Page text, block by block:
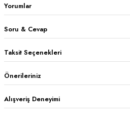
Yorumlar
Soru & Cevap
Taksit Seçenekleri
Önerileriniz
Alışveriş Deneyimi